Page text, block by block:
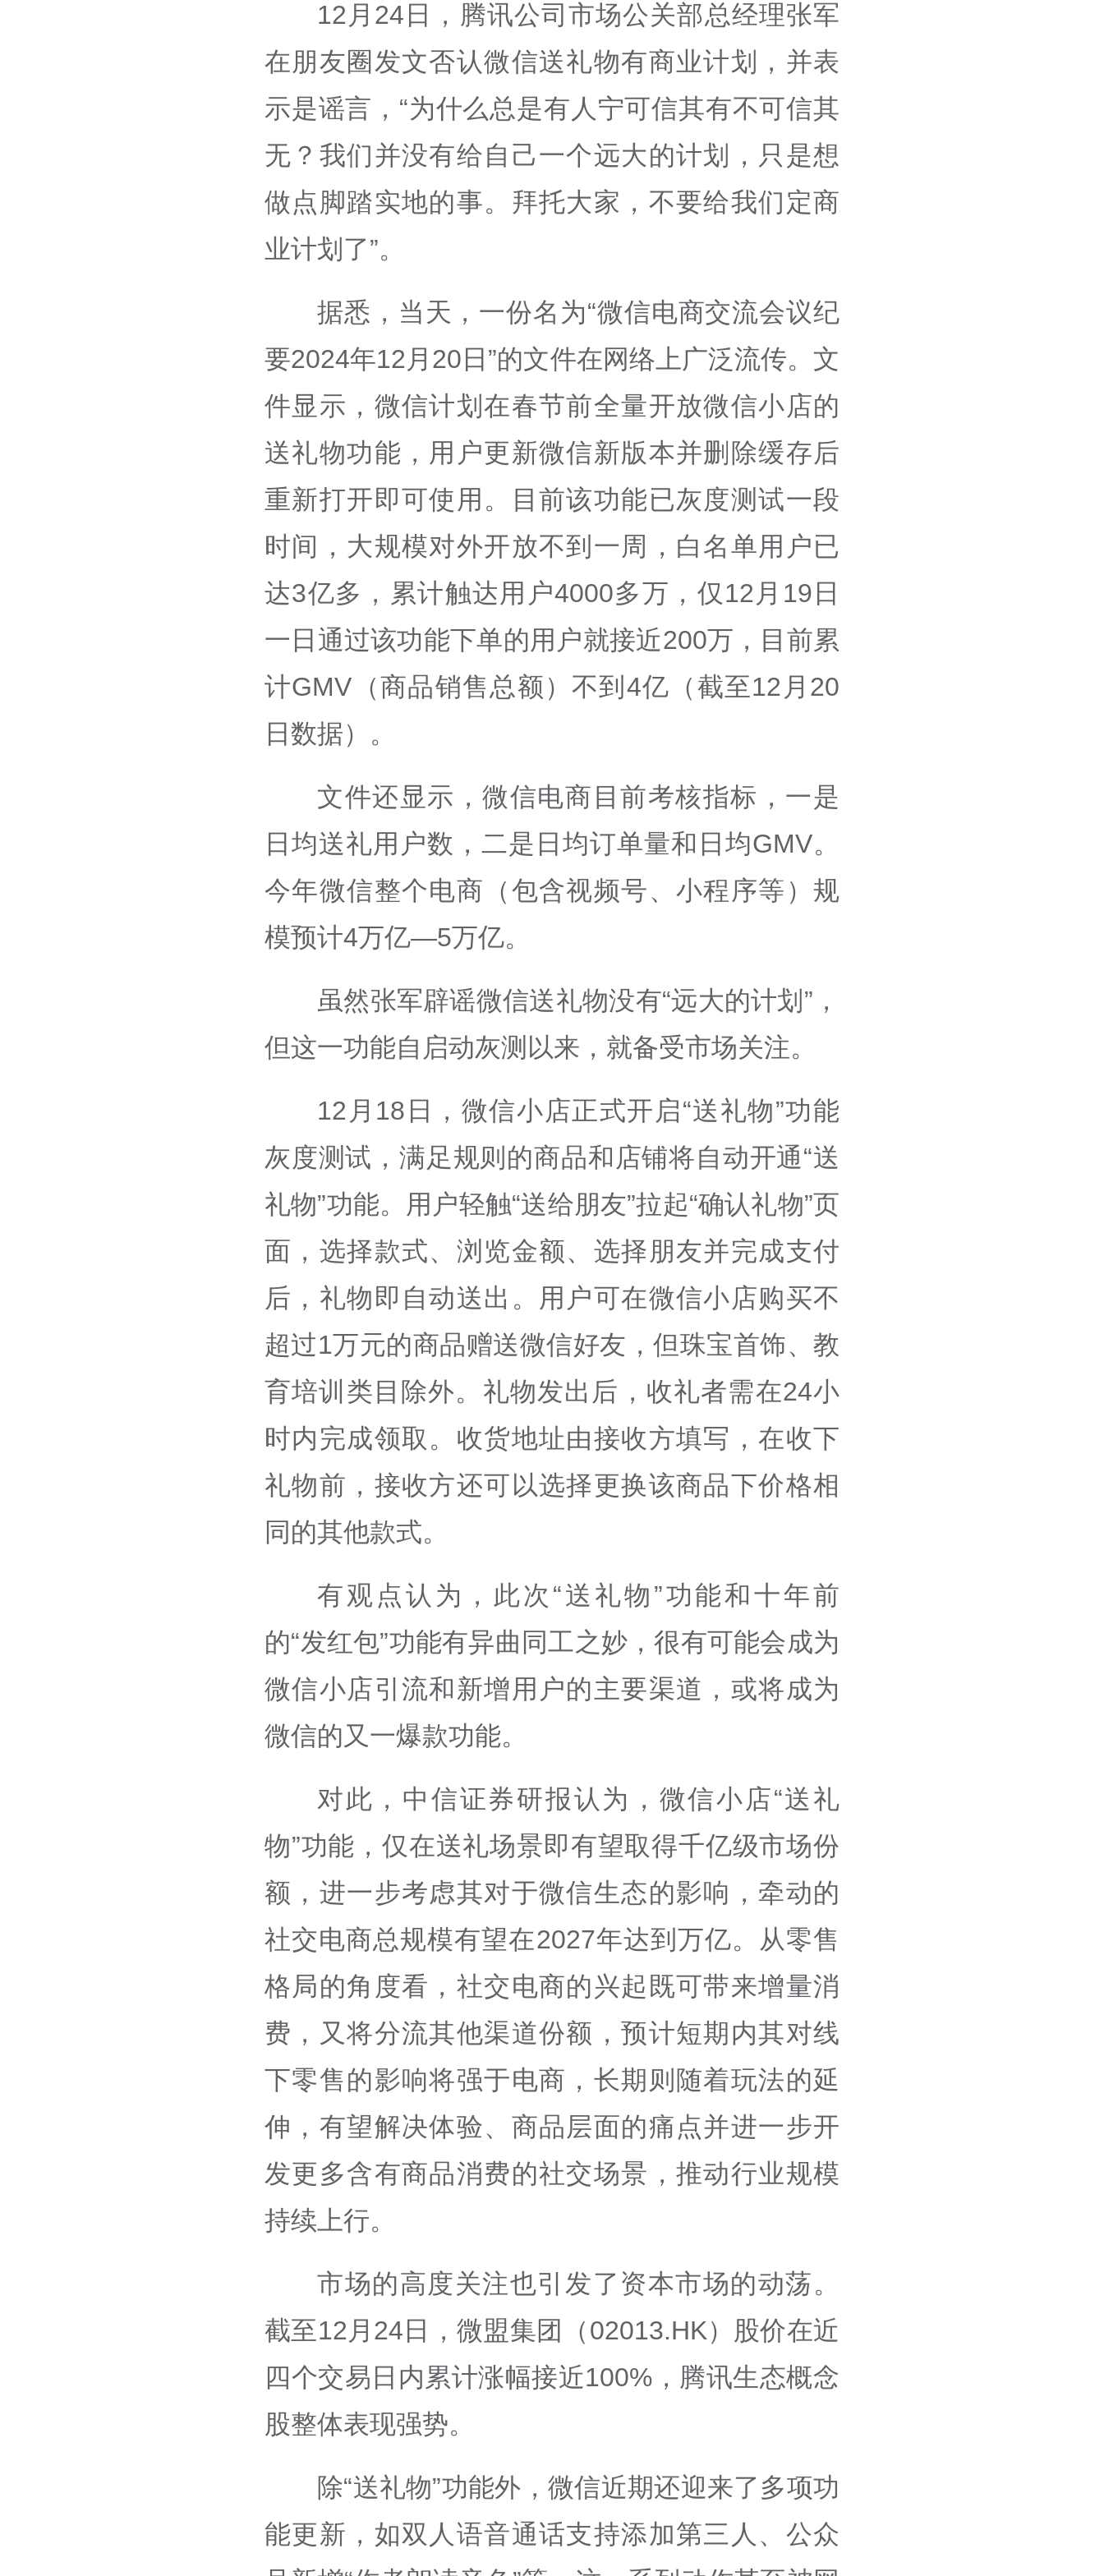
12月24日，腾讯公司市场公关部总经理张军
在朋友圈发文否认微信送礼物有商业计划，并表
示是谣言，“为什么总是有人宁可信其有不可信其
无？我们并没有给自己一个远大的计划，只是想
做点脚踏实地的事。拜托大家，不要给我们定商
业计划了”。
据悉，当天，一份名为“微信电商交流会议纪
要2024年12月20日”的文件在网络上广泛流传。文
件显示，微信计划在春节前全量开放微信小店的
送礼物功能，用户更新微信新版本并删除缓存后
重新打开即可使用。目前该功能已灰度测试一段
时间，大规模对外开放不到一周，白名单用户已
达3亿多，累计触达用户4000多万，仅12月19日
一日通过该功能下单的用户就接近200万，目前累
计GMV（商品销售总额）不到4亿（截至12月20
日数据）。
文件还显示，微信电商目前考核指标，一是
日均送礼用户数，二是日均订单量和日均GMV。
今年微信整个电商（包含视频号、小程序等）规
模预计4万亿—5万亿。
虽然张军辟谣微信送礼物没有“远大的计划”，
但这一功能自启动灰测以来，就备受市场关注。
12月18日，微信小店正式开启“送礼物”功能
灰度测试，满足规则的商品和店铺将自动开通“送
礼物”功能。用户轻触“送给朋友”拉起“确认礼物”页
面，选择款式、浏览金额、选择朋友并完成支付
后，礼物即自动送出。用户可在微信小店购买不
超过1万元的商品赠送微信好友，但珠宝首饰、教
育培训类目除外。礼物发出后，收礼者需在24小
时内完成领取。收货地址由接收方填写，在收下
礼物前，接收方还可以选择更换该商品下价格相
同的其他款式。
有观点认为，此次“送礼物”功能和十年前
的“发红包”功能有异曲同工之妙，很有可能会成为
微信小店引流和新增用户的主要渠道，或将成为
微信的又一爆款功能。
对此，中信证券研报认为，微信小店“送礼
物”功能，仅在送礼场景即有望取得千亿级市场份
额，进一步考虑其对于微信生态的影响，牵动的
社交电商总规模有望在2027年达到万亿。从零售
格局的角度看，社交电商的兴起既可带来增量消
费，又将分流其他渠道份额，预计短期内其对线
下零售的影响将强于电商，长期则随着玩法的延
伸，有望解决体验、商品层面的痛点并进一步开
发更多含有商品消费的社交场景，推动行业规模
持续上行。
市场的高度关注也引发了资本市场的动荡。
截至12月24日，微盟集团（02013.HK）股价在近
四个交易日内累计涨幅接近100%，腾讯生态概念
股整体表现强势。
除“送礼物”功能外，微信近期还迎来了多项功
能更新，如双人语音通话支持添加第三人、公众